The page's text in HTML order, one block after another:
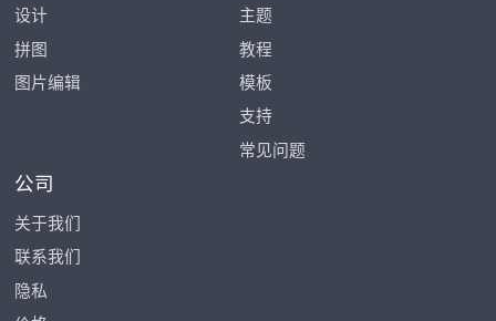
设计
拼图
图片编辑
主题
教程
模板
支持
常见问题
公司
关于我们
联系我们
隐私